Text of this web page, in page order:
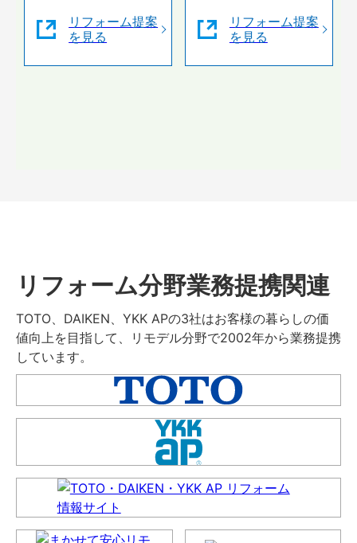
リフォーム提案
を見る
リフォーム提案
を見る
リフォーム分野業務提携関連
TOTO、DAIKEN、YKK APの3社はお客様の暮らしの価
値向上を目指して、リモデル分野で2002年から業務提携
しています。